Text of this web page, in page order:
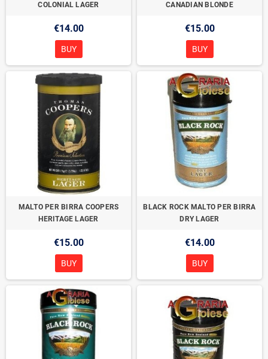
COLONIAL LAGER
€14.00
BUY
CANADIAN BLONDE
€15.00
BUY
MALTO PER BIRRA COOPERS
HERITAGE LAGER
€15.00
BUY
BLACK ROCK MALTO PER BIRRA
DRY LAGER
€14.00
BUY